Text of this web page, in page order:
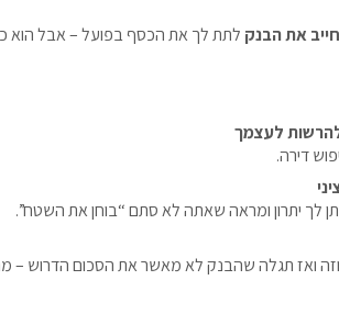
את הבנק לתת לך את הכסף בפועל – אבל הוא
לעצמך
דירה.
לך יתרון ומראה שאתה לא סתם “בוחן את השטח”.
ואז תגלה שהבנק לא מאשר את הסכום הדרוש –